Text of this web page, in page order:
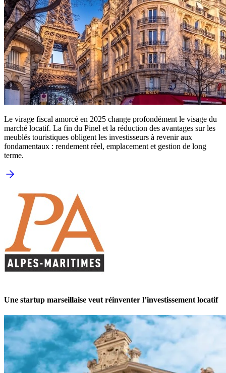
Le virage fiscal amorcé en 2025 change profondément le visage du
marché locatif. La fin du Pinel et la réduction des avantages sur les
meublés touristiques obligent les investisseurs à revenir aux
fondamentaux : rendement réel, emplacement et gestion de long
terme.
Une startup marseillaise veut réinventer l’investissement locatif